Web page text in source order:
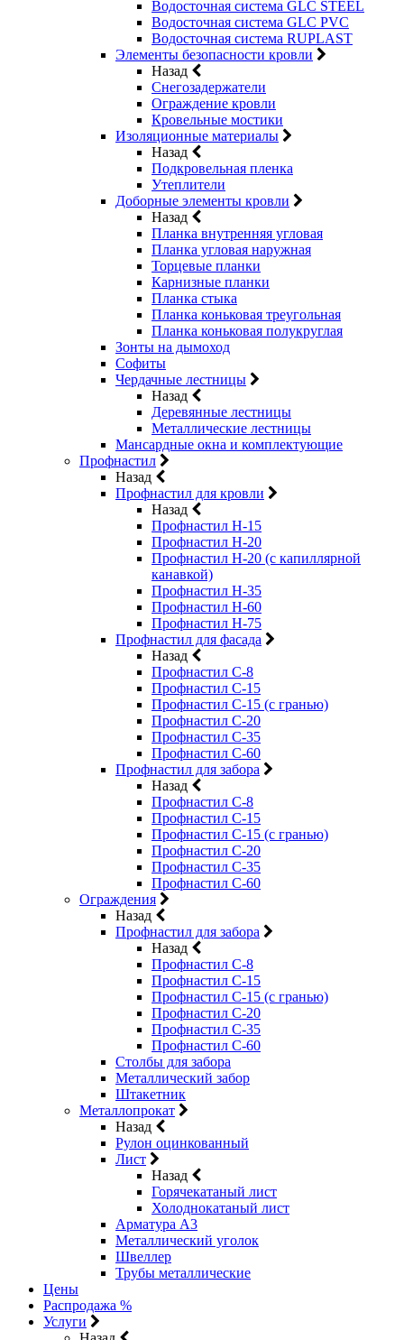
Водосточная система GLC STEEL
Водосточная система GLC PVC
Водосточная система RUPLAST
Элементы безопасности кровли
Назад
Снегозадержатели
Ограждение кровли
Кровельные мостики
Изоляционные материалы
Назад
Подкровельная пленка
Утеплители
Доборные элементы кровли
Назад
Планка внутренняя угловая
Планка угловая наружная
Торцевые планки
Карнизные планки
Планка стыка
Планка коньковая треугольная
Планка коньковая полукруглая
Зонты на дымоход
Софиты
Чердачные лестницы
Назад
Деревянные лестницы
Металлические лестницы
Мансардные окна и комплектующие
Профнастил
Назад
Профнастил для кровли
Назад
Профнастил Н-15
Профнастил Н-20
Профнастил Н-20 (с капиллярной
канавкой)
Профнастил Н-35
Профнастил Н-60
Профнастил Н-75
Профнастил для фасада
Назад
Профнастил С-8
Профнастил С-15
Профнастил С-15 (с гранью)
Профнастил С-20
Профнастил С-35
Профнастил С-60
Профнастил для забора
Назад
Профнастил С-8
Профнастил С-15
Профнастил С-15 (с гранью)
Профнастил С-20
Профнастил С-35
Профнастил С-60
Ограждения
Назад
Профнастил для забора
Назад
Профнастил С-8
Профнастил С-15
Профнастил С-15 (с гранью)
Профнастил С-20
Профнастил С-35
Профнастил С-60
Столбы для забора
Металлический забор
Штакетник
Металлопрокат
Назад
Рулон оцинкованный
Лист
Назад
Горячекатаный лист
Холоднокатаный лист
Арматура А3
Металлический уголок
Швеллер
Трубы металлические
Цены
Распродажа %
Услуги